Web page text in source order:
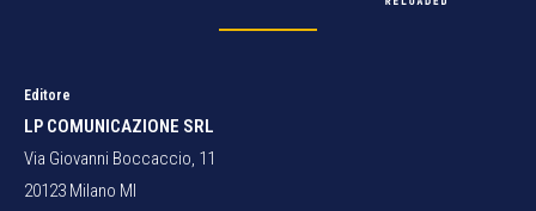
Editore
LP COMUNICAZIONE SRL
Via Giovanni Boccaccio, 11
20123 Milano MI